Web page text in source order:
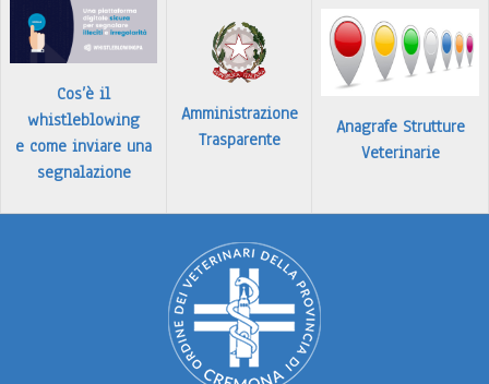
Cos’è il
whistleblowing
e come inviare una
segnalazione
Amministrazione
Trasparente
Anagrafe Strutture
Veterinarie